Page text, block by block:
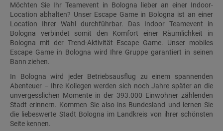
Möchten Sie Ihr Teamevent in Bologna lieber an einer Indoor-
Location abhalten? Unser Escape Game in Bologna ist an einer
Location Ihrer Wahl durchführbar. Das Indoor Teamevent in
Bologna verbindet somit den Komfort einer Räumlichkeit in
Bologna mit der Trend-Aktivität Escape Game. Unser mobiles
Escape Game in Bologna wird Ihre Gruppe garantiert in seinen
Bann ziehen.
In Bologna wird jeder Betriebsausflug zu einem spannenden
Abenteuer – Ihre Kollegen werden sich noch Jahre später an die
unvergesslichen Momente in der 393.000 Einwohner zählenden
Stadt erinnern. Kommen Sie also ins Bundesland und lernen Sie
die liebeswerte Stadt Bologna im Landkreis von ihrer schönsten
Seite kennen.